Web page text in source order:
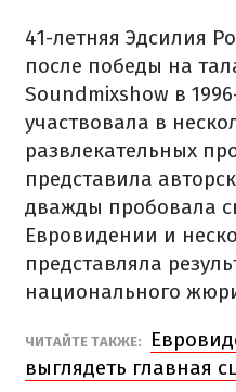
41-летняя Эдсилия
после победы на
Soundmixshow в
участвовала в
развлекательных
представила
дважды пробовала
Евровидении и
представляла
национального
ЧИТАЙТЕ ТАКЖЕ:
выглядеть главная